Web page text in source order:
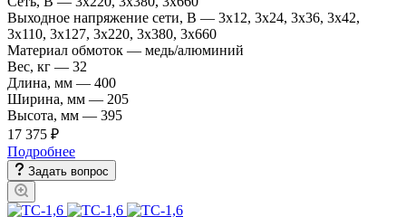
Выходное напряжение сети, В — 3x12, 3x24, 3x36, 3x42,
3x110, 3x127, 3x220, 3x380, 3x660
Материал обмоток — медь/алюминий
Вес, кг — 32
Длина, мм — 400
Ширина, мм — 205
Высота, мм — 395
17 375 ₽
Подробнее
Задать вопрос